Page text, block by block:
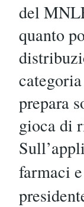
del
quanto
prepara
gioca di
farmaci